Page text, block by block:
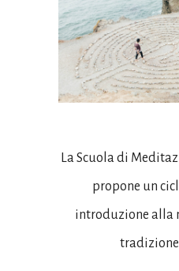
La Scuola di
propone un
introduzione alla